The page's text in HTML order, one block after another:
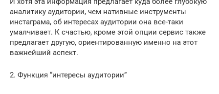
аналитику аудитории, чем нативные инструменты
инстаграма, об интересах аудитории она все-таки
умалчивает. К счастью, кроме этой опции сервис также
предлагает другую, ориентированную именно на этот
важнейший аспект.
2. Функция “интересы аудитории”